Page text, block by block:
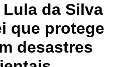
da Silva
que protege
desastres